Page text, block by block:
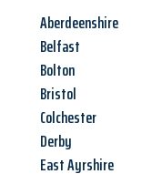
Aberdeenshire
Belfast
Bolton
Bristol
Colchester
Derby
East Ayrshire